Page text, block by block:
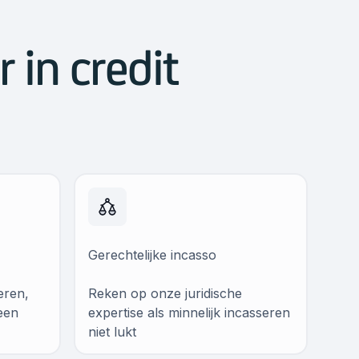
in credit
Gerechtelijke incasso
Reken op onze juridische
expertise als minnelijk incasseren
niet lukt